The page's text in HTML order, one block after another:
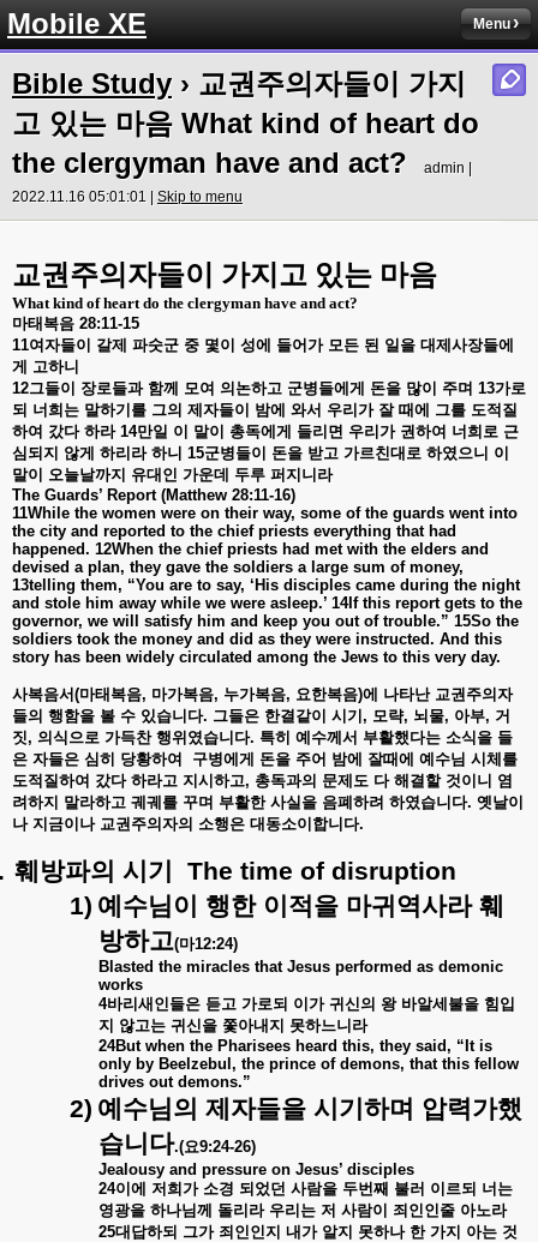
Mobile XE Menu
Bible Study› 교권주의자들이 가지
고 있는 마음 What kind of heart do
the clergyman have and act?
admin |
2022.11.16 05:01:01 | Skip to menu
교권주의자들이 가지고 있는 마음
What kind of heart do the clergyman have and act?
마태복음 28:11-15
11여자들이 갈제 파숫군 중 몇이 성에 들어가 모든 된 일을 대제사장들에
게 고하니
12그들이 장로들과 함께 모여 의논하고 군병들에게 돈을 많이 주며 13가로
되 너희는 말하기를 그의 제자들이 밤에 와서 우리가 잘 때에 그를 도적질
하여 갔다 하라14만일 이 말이 총독에게 들리면 우리가 권하여 너희로 근
심되지 않게 하리라 하니 15군병들이 돈을 받고 가르친대로 하였으니 이
말이
오늘날까지 유대인 가운데 두루 퍼지니라
The Guards’ Report (Matthew 28:11-16)
11While the women were on their way, some of the guards went into
the city and reported to the chief priests everything that had
happened. 12When the chief priests had met with the elders and
devised a plan, they gave the soldiers a large sum of money,
13telling them, “You are to say, ‘His disciples came during the night
and stole him away while we were asleep.’ 14If this report gets to the
governor, we will satisfy him and keep you out of trouble.” 15So the
soldiers took the money and did as they were instructed. And this
story has been widely circulated among the Jews to this very day.
사복음서 (마태복음, 마가복음, 누가복음, 요한복음)에 나타난 교권주의자
들의 행함을 볼 수 있습니다. 그들은 한결같이 시기 , 모략, 뇌물, 아부, 거
짓, 의식으로 가득찬 행위였습니다. 특히 예수께서 부활했다는 소식을 들
은 자들은 심히 당황하여 구병에게 돈을 주어 밤에 잘때에 예수님 시체를
도적질하여 갔다 하라고 지시하고, 총독과의 문제도 다 해결할 것이니 염
려하지 말라하고 궤궤를 꾸며 부활한 사실을 음폐하려 하였습니다. 옛날이
나 지금이나 교권주의자의 소행은 대동소이합니다.
훼방파의 시기
The time of disruption
1) 예수님이 행한 이적을 마귀역사라 훼
방하고(마12:24)
Blasted the miracles that Jesus performed as demonic
works
4바리새인들은 듣고 가로되 이가 귀신의 왕 바알세불을 힘입
지 않고는 귀신을 쫓아내지 못하느니라
24But when the Pharisees heard this, they said, “It is
only by Beelzebul, the prince of demons, that this fellow
drives out demons.”
2) 예수님의 제자들을 시기하며 압력가했
습니다.(요9:24-26)
Jealousy and pressure on Jesus’ disciples
24이에 저희가 소경 되었던 사람을 두번째 불러 이르되 너는
영광을 하나님께 돌리라 우리는 저 사람이 죄인인줄 아노라
25대답하되 그가 죄인인지 내가 알지 못하나 한 가지 아는 것